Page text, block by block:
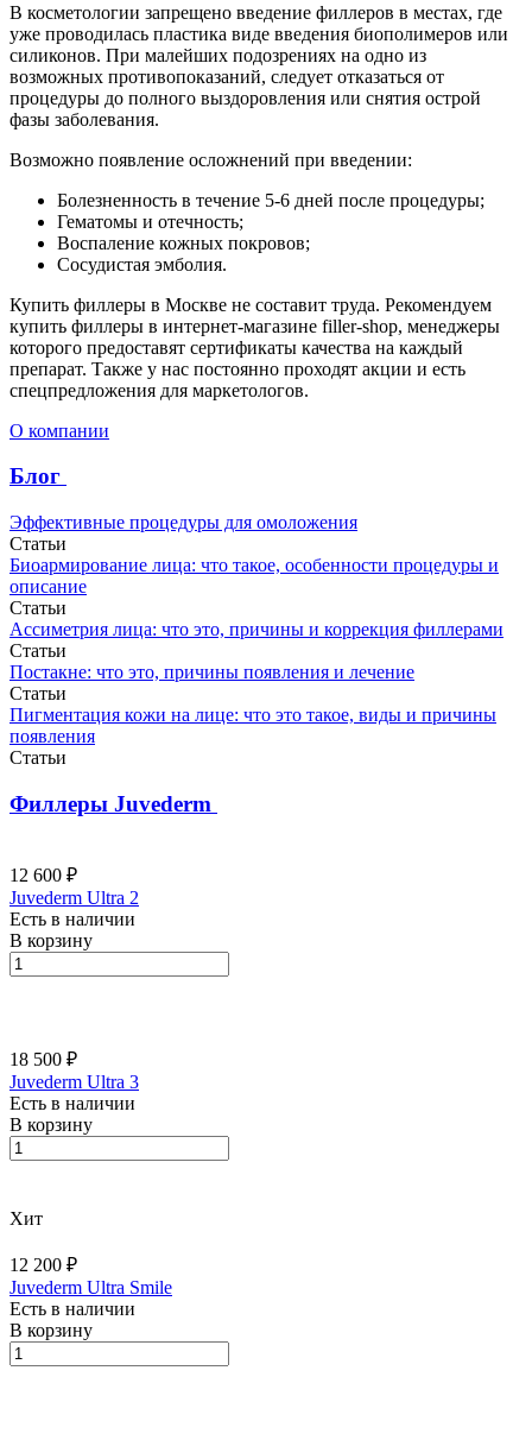
В косметологии запрещено введение филлеров в местах, где
уже проводилась пластика виде введения биополимеров или
силиконов. При малейших подозрениях на одно из
возможных противопоказаний, следует отказаться от
процедуры до полного выздоровления или снятия острой
фазы заболевания.
Возможно появление осложнений при введении:
Болезненность в течение 5-6 дней после процедуры;
Гематомы и отечность;
Воспаление кожных покровов;
Сосудистая эмболия.
Купить филлеры в Москве не составит труда. Рекомендуем
купить филлеры в интернет-магазине filler-shop, менеджеры
которого предоставят сертификаты качества на каждый
препарат. Также у нас постоянно проходят акции и есть
спецпредложения для маркетологов.
О компании
Блог
Эффективные процедуры для омоложения
Статьи
Биоармирование лица: что такое, особенности процедуры и
описание
Статьи
Ассиметрия лица: что это, причины и коррекция филлерами
Статьи
Постакне: что это, причины появления и лечение
Статьи
Пигментация кожи на лице: что это такое, виды и причины
появления
Статьи
Филлеры Juvederm
12 600 ₽
Juvederm Ultra 2
Есть в наличии
В корзину
18 500 ₽
Juvederm Ultra 3
Есть в наличии
В корзину
Хит
12 200 ₽
Juvederm Ultra Smile
Есть в наличии
В корзину